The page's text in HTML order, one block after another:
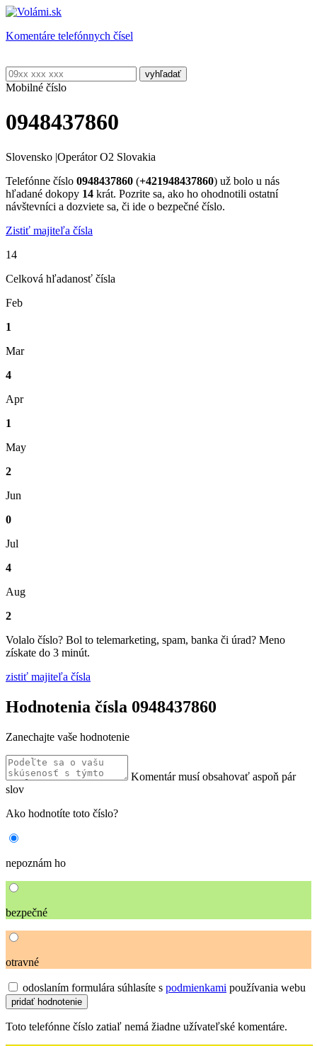
Komentáre telefónnych čísel
Mobilné číslo
0948437860
Slovensko |Operátor O2 Slovakia
Telefónne číslo 0948437860 (+421948437860) už bolo u nás
hľadané dokopy 14 krát. Pozrite sa, ako ho ohodnotili ostatní
návštevníci a dozviete sa, či ide o bezpečné číslo.
Zistiť majiteľa čísla
14
Celková hľadanosť čísla
Feb
1
Mar
4
Apr
1
May
2
Jun
0
Jul
4
Aug
2
Volalo číslo? Bol to telemarketing, spam, banka či úrad? Meno
získate do 3 minút.
zistiť majiteľa čísla
Hodnotenia čísla 0948437860
Zanechajte vaše hodnotenie
Komentár musí obsahovať aspoň pár
slov
Ako hodnotíte toto číslo?
nepoznám ho
bezpečné
otravné
odoslaním formulára súhlasíte s podmienkami používania webu
Toto telefónne číslo zatiaľ nemá žiadne užívateľské komentáre.